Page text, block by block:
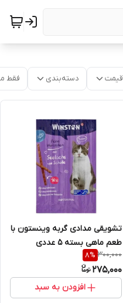
قیمت دسته‌بندی فقط
تشویقی مدادی گربه وینستون با
طعم ماهی بسته 5 عددی
300,000
8%
275,000
افزودن به سبد